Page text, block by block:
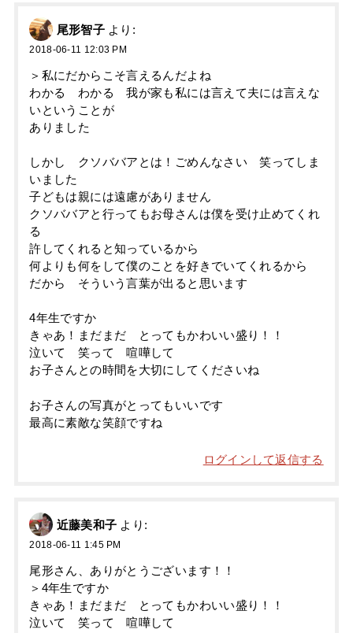
尾形智子 より:
2018-06-11 12:03 PM
＞私にだからこそ言えるんだよね
わかる わかる 我が家も私には言えて夫には言えな
いということが
ありました
しかし クソババアとは！ごめんなさい 笑ってしま
いました
子どもは親には遠慮がありません
クソババアと行ってもお母さんは僕を受け止めてくれ
る
許してくれると知っているから
何よりも何をして僕のことを好きでいてくれるから
だから そういう言葉が出ると思います
4年生ですか
きゃあ！まだまだ とってもかわいい盛り！！
泣いて 笑って 喧嘩して
お子さんとの時間を大切にしてくださいね
お子さんの写真がとってもいいです
最高に素敵な笑顔ですね
ログインして返信する
近藤美和子 より:
2018-06-11 1:45 PM
尾形さん、ありがとうございます！！
＞4年生ですか
きゃあ！まだまだ とってもかわいい盛り！！
泣いて 笑って 喧嘩して